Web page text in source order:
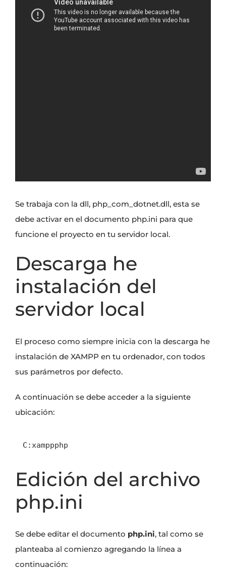
Se trabaja con la dll, php_com_dotnet.dll, esta se
debe activar en el documento php.ini para que
funcione el proyecto en tu servidor local.
Descarga he
instalación del
servidor local
El proceso como siempre inicia con la descarga he
instalación de XAMPP en tu ordenador, con todos
sus parámetros por defecto.
A continuación se debe acceder a la siguiente
ubicación:
C:xamppphp
Edición del archivo
php.ini
Se debe editar el documento php.ini, tal como se
planteaba al comienzo agregando la línea a
continuación: